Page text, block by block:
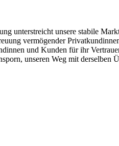
unter­streicht unsere stabile
vermö­gender
und Kunden für ihr
unseren Weg mit derselben